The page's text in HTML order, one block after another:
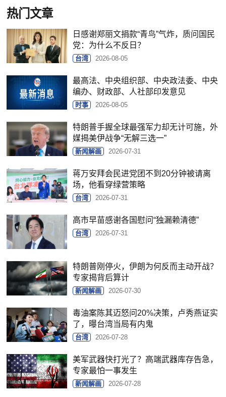
热门文章
日感谢郑丽文捐款“青鸟”气炸，质问国民
党：为什么不反日？
台湾 2026-08-05
最高法、中央组织部、中央政法委、中央
编办、财政部、人社部印发意见
时事 2026-08-05
特朗普手握全球最强军力却无计可施，外
媒揭美伊战争“无解三选一”
新闻解画 2026-07-31
蒋万安拜会民进党团不到20分钟被请离
场，他看穿绿营策略
台湾 2026-07-31
高市早苗感谢各国慰问“独漏赖清德”
台湾 2026-07-31
特朗普刚停火，伊朗为何反而主动开战？
专家揭背后算计
新闻解画 2026-07-30
毒油案陈其迈怒问20%决策，卢秀燕证实
了，曝台湾当局有内鬼
台湾 2026-07-28
美军武器快打光了？高端武器库存告急，
专家最怕一事发生
新闻解画 2026-07-28